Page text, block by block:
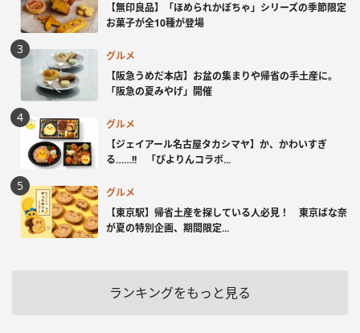
【無印良品】「ほめられかぼちゃ」シリーズの季節限定
お菓子が全10種が登場
グルメ
【阪急うめだ本店】お盆の集まりや帰省の手土産に。
「阪急の夏みやげ」開催
グルメ
【ジェイアール名古屋タカシマヤ】か、かわいすぎ
る……!! 「ぴよりんコラボ...
グルメ
【東京駅】帰省土産を探している人必見！ 東京ばな奈
が夏の特別企画、期間限定...
ランキングをもっと見る